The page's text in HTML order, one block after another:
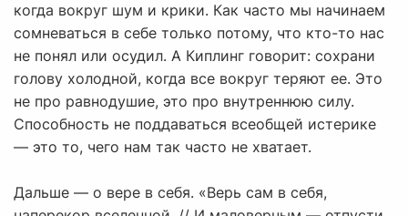
когда вокруг шум и крики. Как часто мы начинаем
сомневаться в себе только потому, что кто-то нас
не понял или осудил. А Киплинг говорит: сохрани
голову холодной, когда все вокруг теряют ее. Это
не про равнодушие, это про внутреннюю силу.
Способность не поддаваться всеобщей истерике
— это то, чего нам так часто не хватает.
Дальше — о вере в себя. «Верь сам в себя,